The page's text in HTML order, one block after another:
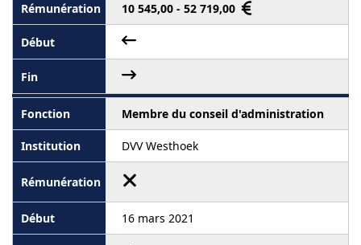
10 545,00 - 52 719,00
Membre du conseil d'administration
DVV Westhoek
16 mars 2021